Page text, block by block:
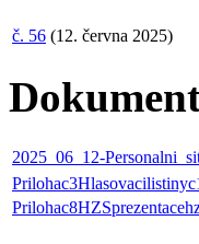
č. 56 (12. června 2025)
2025_06_12-